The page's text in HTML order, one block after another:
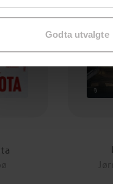
til spesifikke
Godta utvalgte